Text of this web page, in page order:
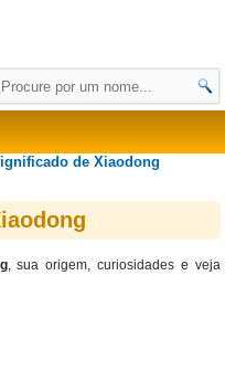
de Xiaodong
, sua origem, curiosidades e veja